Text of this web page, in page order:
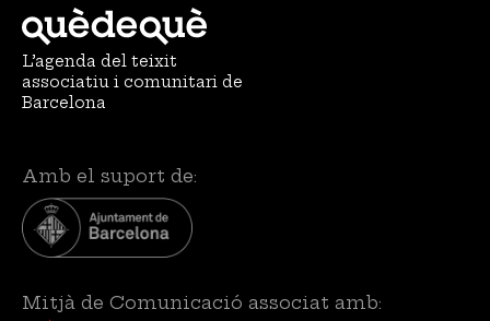
L’agenda del teixit
associatiu i comunitari de
Barcelona
Amb el suport de:
Mitjà de Comunicació associat amb: